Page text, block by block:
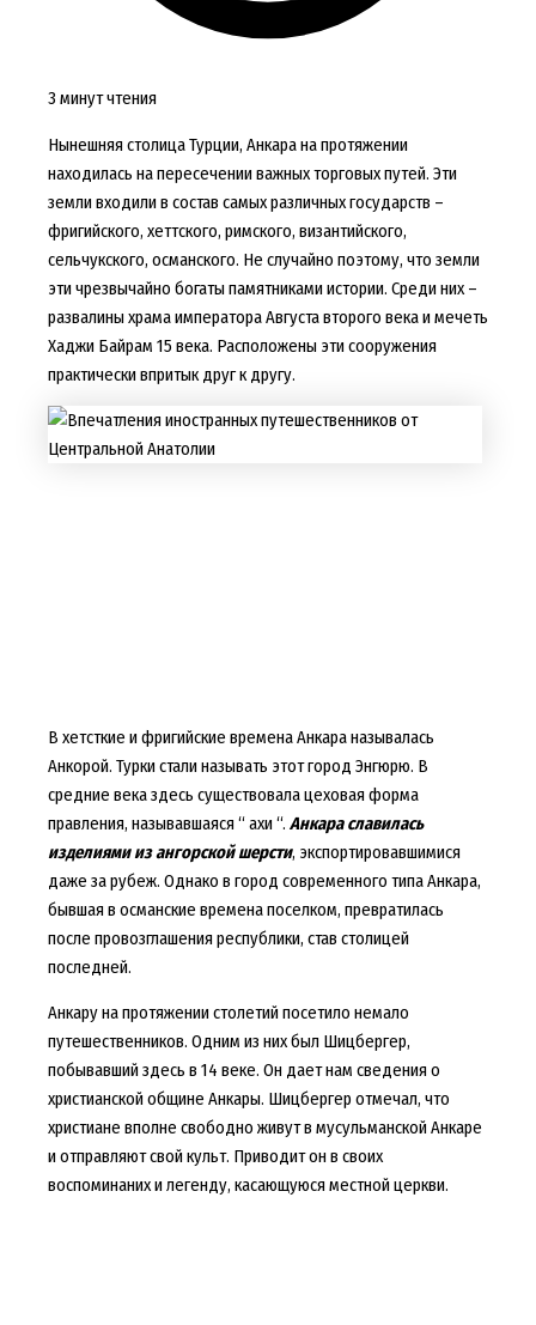
3 минут чтения
Нынешняя столица Турции, Анкара на протяжении
находилась на пересечении важных торговых путей. Эти
земли входили в состав самых различных государств –
фригийского, хеттского, римского, византийского,
сельчукского, османского. Не случайно поэтому, что земли
эти чрезвычайно богаты памятниками истории. Среди них –
развалины храма императора Августа второго века и мечеть
Хаджи Байрам 15 века. Расположены эти сооружения
практически впритык друг к другу.
В хетсткие и фригийские времена Анкара называлась
Анкорой. Турки стали называть этот город Энгюрю. В
средние века здесь существовала цеховая форма
правления, называвшаяся “ ахи “. Анкара славилась
изделиями из ангорской шерсти, экспортировавшимися
даже за рубеж. Однако в город современного типа Анкара,
бывшая в османские времена поселком, превратилась
после провозглашения республики, став столицей
последней.
Анкару на протяжении столетий посетило немало
путешественников. Одним из них был Шицбергер,
побывавший здесь в 14 веке. Он дает нам сведения о
христианской общине Анкары. Шицбергер отмечал, что
христиане вполне свободно живут в мусульманской Анкаре
и отправляют свой культ. Приводит он в своих
воспоминаних и легенду, касающуюся местной церкви.